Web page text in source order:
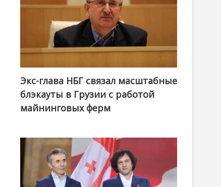
Экс-глава НБГ связал масштабные
блэкауты в Грузии с работой
майнинговых ферм